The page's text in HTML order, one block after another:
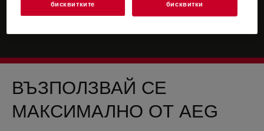
ВЪЗПОЛЗВАЙ СЕ
МАКСИМАЛНО ОТ AEG
бисквитките
бисквитки